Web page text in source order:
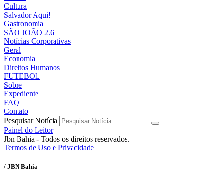
Cultura
Salvador Aqui!
Gastronomia
SÃO JOÃO 2.6
Notícias Corporativas
Geral
Economia
Direitos Humanos
FUTEBOL
Sobre
Expediente
FAQ
Contato
Pesquisar Notícia
Painel do Leitor
Jbn Bahia - Todos os direitos reservados.
Termos de Uso e Privacidade
/ JBN Bahia